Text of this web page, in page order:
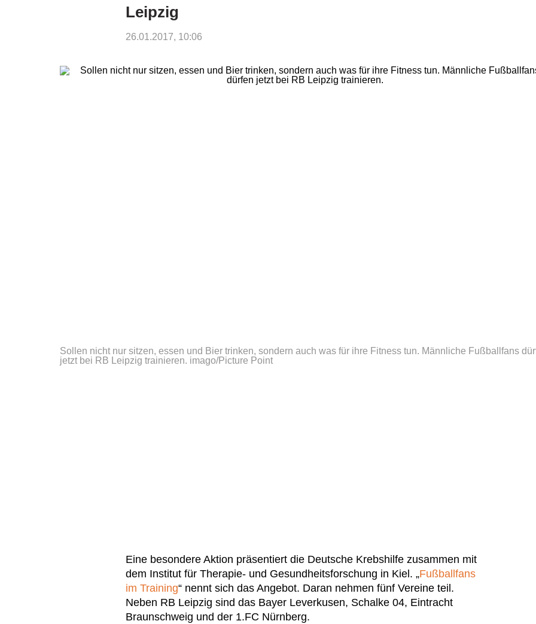
Leipzig
26.01.2017, 10:06
Sollen nicht nur sitzen, essen und Bier trinken, sondern auch was für ihre Fitness tun. Männliche Fußballfans
jetzt bei RB Leipzig trainieren. imago/Picture Point
Eine besondere Aktion präsentiert die Deutsche Krebshilfe zusammen mit
dem Institut für Therapie- und Gesundheitsforschung in Kiel. „Fußballfans
im Training“ nennt sich das Angebot. Daran nehmen fünf Vereine teil.
Neben RB Leipzig sind das Bayer Leverkusen, Schalke 04, Eintracht
Braunschweig und der 1.FC Nürnberg.